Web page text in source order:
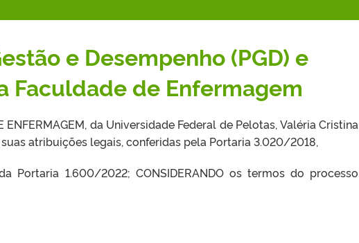
e Desempenho (PGD) e
Faculdade de Enfermagem
ENFERMAGEM, da Universidade Federal de Pelotas, Valéria Cristina
atribuições legais, conferidas pela Portaria 3.020/2018,
Portaria 1.600/2022; CONSIDERANDO os termos do processo